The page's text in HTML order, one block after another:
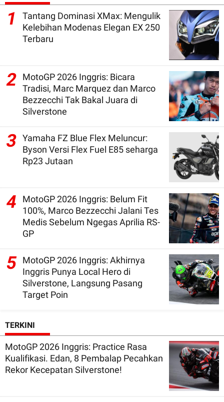
1
Tantang Dominasi XMax: Mengulik
Kelebihan Modenas Elegan EX 250
Terbaru
2
MotoGP 2026 Inggris: Bicara
Tradisi, Marc Marquez dan Marco
Bezzecchi Tak Bakal Juara di
Silverstone
3 Yamaha FZ Blue Flex Meluncur:
Byson Versi Flex Fuel E85 seharga
Rp23 Jutaan
4
MotoGP 2026 Inggris: Belum Fit
100%, Marco Bezzecchi Jalani Tes
Medis Sebelum Ngegas Aprilia RS-
GP
5 MotoGP 2026 Inggris: Akhirnya
Inggris Punya Local Hero di
Silverstone, Langsung Pasang
Target Poin
TERKINI
MotoGP 2026 Inggris: Practice Rasa
Kualifikasi. Edan, 8 Pembalap Pecahkan
Rekor Kecepatan Silverstone!